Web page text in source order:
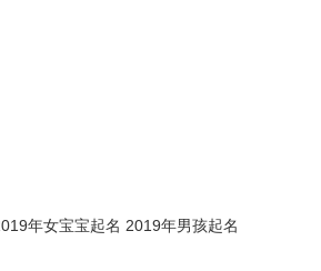
年女宝宝起名 2019年男孩起名